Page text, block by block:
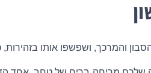
והמרכך, ושפשפו אותו